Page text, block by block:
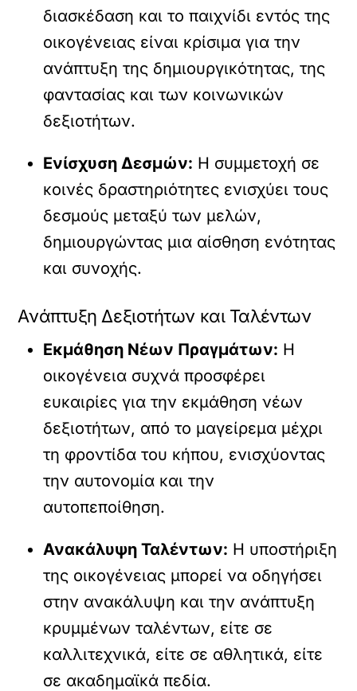
διασκέδαση και το παιχνίδι εντός της
οικογένειας είναι κρίσιμα για την
ανάπτυξη της δημιουργικότητας, της
φαντασίας και των κοινωνικών
δεξιοτήτων.
Ενίσχυση Δεσμών: Η συμμετοχή σε
κοινές δραστηριότητες ενισχύει τους
δεσμούς μεταξύ των μελών,
δημιουργώντας μια αίσθηση ενότητας
και συνοχής.
Ανάπτυξη Δεξιοτήτων και Ταλέντων
Εκμάθηση Νέων Πραγμάτων: Η
οικογένεια συχνά προσφέρει
ευκαιρίες για την εκμάθηση νέων
δεξιοτήτων, από το μαγείρεμα μέχρι
τη φροντίδα του κήπου, ενισχύοντας
την αυτονομία και την
αυτοπεποίθηση.
Ανακάλυψη Ταλέντων: Η υποστήριξη
της οικογένειας μπορεί να οδηγήσει
στην ανακάλυψη και την ανάπτυξη
κρυμμένων ταλέντων, είτε σε
καλλιτεχνικά, είτε σε αθλητικά, είτε
σε ακαδημαϊκά πεδία.